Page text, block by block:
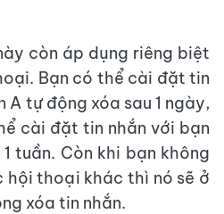
còn áp dụng riêng biệt
Bạn có thể cài đặt tin
A tự động xóa sau 1 ngày,
cài đặt tin nhắn với bạn
tuần. Còn khi bạn không
thoại khác thì nó sẽ ở
xóa tin nhắn.